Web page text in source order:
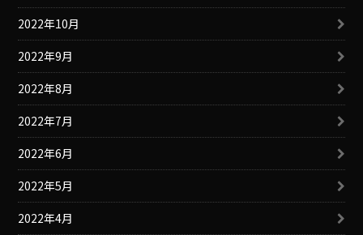
2022年10月
2022年9月
2022年8月
2022年7月
2022年6月
2022年5月
2022年4月